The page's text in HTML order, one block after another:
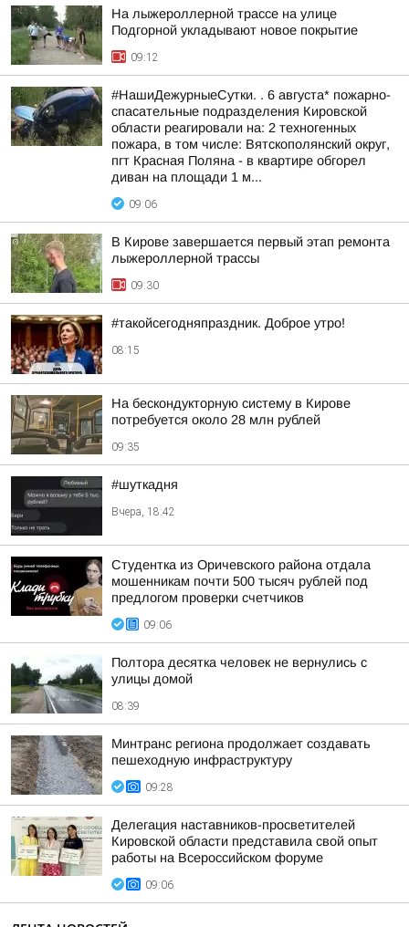
На лыжероллерной трассе на улице
Подгорной укладывают новое покрытие
09:12
#НашиДежурныеСутки. . 6 августа* пожарно-
спасательные подразделения Кировской
области реагировали на: 2 техногенных
пожара, в том числе: Вятскополянский округ,
пгт Красная Поляна - в квартире обгорел
диван на площади 1 м...
09:06
В Кирове завершается первый этап ремонта
лыжероллерной трассы
09:30
#такойсегодняпраздник. Доброе утро!
08:15
На бескондукторную систему в Кирове
потребуется около 28 млн рублей
09:35
#шуткадня
Вчера, 18:42
Студентка из Оричевского района отдала
мошенникам почти 500 тысяч рублей под
предлогом проверки счетчиков
09:06
Полтора десятка человек не вернулись с
улицы домой
08:39
Минтранс региона продолжает создавать
пешеходную инфраструктуру
09:28
Делегация наставников-просветителей
Кировской области представила свой опыт
работы на Всероссийском форуме
09:06